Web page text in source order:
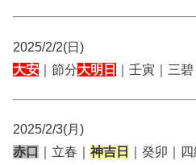
2025/2/2(日)
大安 ｜節分大明日 ｜壬寅｜三
2025/2/3(月)
赤口
｜立春｜ 神吉日 ｜癸卯｜